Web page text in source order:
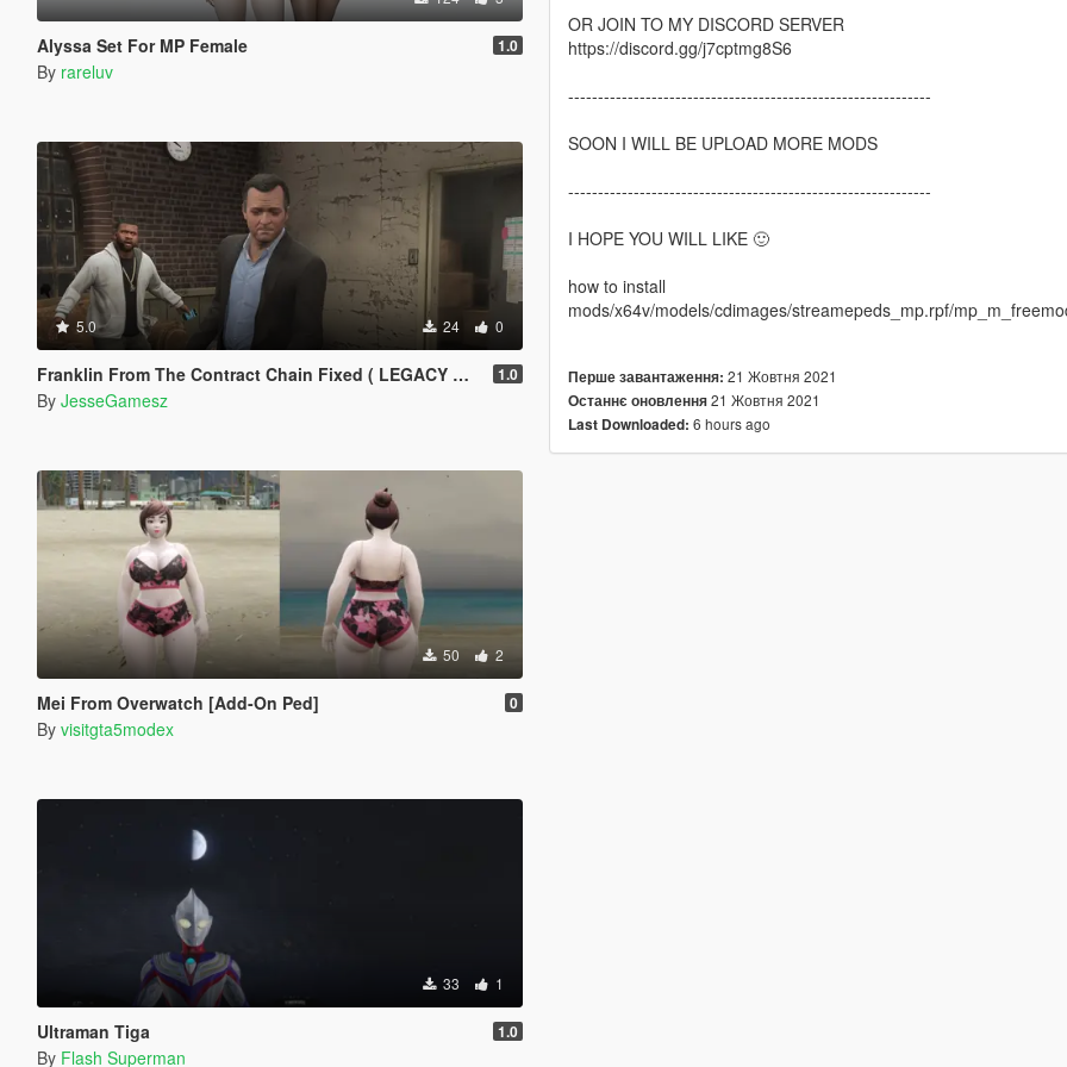
Alyssa Set For MP Female 1.0
By rareluv
5.0 24 0
Franklin From The Contract Chain Fixed ( LEGACY ONLY ) 1.0
By JesseGamesz
50 2
Mei From Overwatch [Add-On Ped] 0
By visitgta5modex
33 1
Ultraman Tiga 1.0
By Flash Superman
OR JOIN TO MY DISCORD SERVER
https://discord.gg/j7cptmg8S6
-------------------------------------------------------------
SOON I WILL BE UPLOAD MORE MODS
-------------------------------------------------------------
I HOPE YOU WILL LIKE 🙂
how to install
mods/x64v/models/cdimages/streamepeds_mp.rpf/
Перше завантаження: 21 Жовтня 2021
Останнє оновлення21 Жовтня 2021
Last Downloaded: 6 hours ago